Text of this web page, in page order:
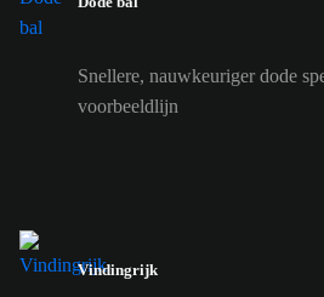
Snellere, nauwkeuriger dode
voorbeeldlijn
Vindingrijk